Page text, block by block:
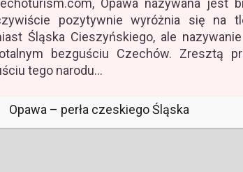
pozytywnie wyróżnia się na
Śląska Cieszyńskiego, ale
bezguściu Czechów. Zresztą
tego narodu…
Opawa – perła czeskiego Śląska